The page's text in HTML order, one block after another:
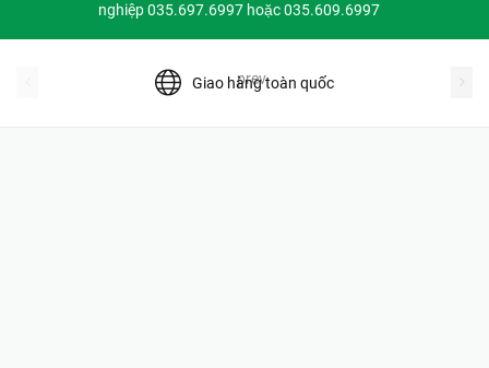
nghiệp 035.697.6997 hoặc 035.609.6997
Giao hàng toàn quốc
prev